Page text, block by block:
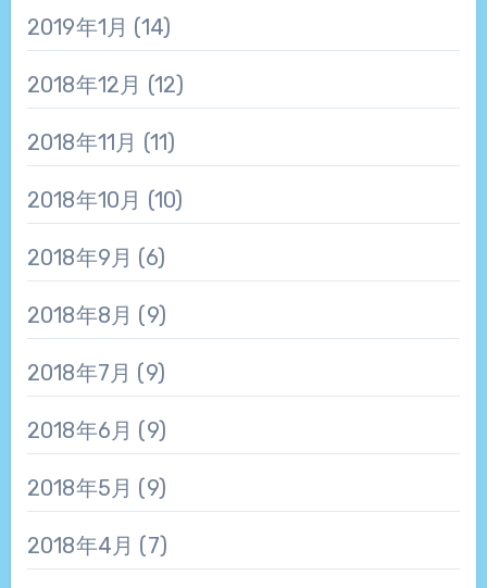
2019年1月 (14)
2018年12月 (12)
2018年11月 (11)
2018年10月 (10)
2018年9月 (6)
2018年8月 (9)
2018年7月 (9)
2018年6月 (9)
2018年5月 (9)
2018年4月 (7)